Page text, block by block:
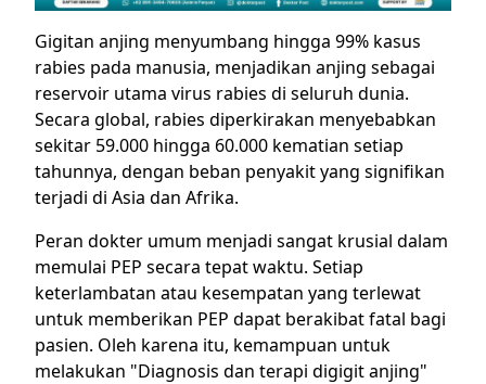
Gigitan anjing menyumbang hingga 99% kasus
rabies pada manusia, menjadikan anjing sebagai
reservoir utama virus rabies di seluruh dunia.
Secara global, rabies diperkirakan menyebabkan
sekitar 59.000 hingga 60.000 kematian setiap
tahunnya, dengan beban penyakit yang signifikan
terjadi di Asia dan Afrika.
Peran dokter umum menjadi sangat krusial dalam
memulai PEP secara tepat waktu. Setiap
keterlambatan atau kesempatan yang terlewat
untuk memberikan PEP dapat berakibat fatal bagi
pasien. Oleh karena itu, kemampuan untuk
melakukan "Diagnosis dan terapi digigit anjing"